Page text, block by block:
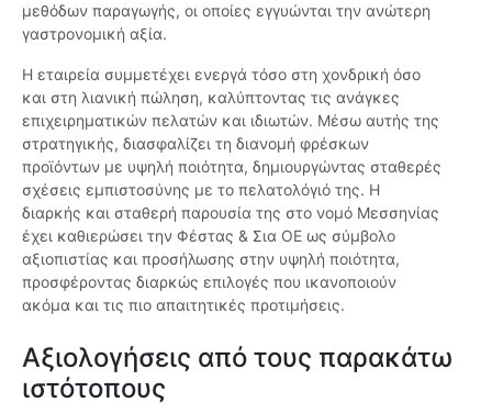
μεθόδων παραγωγής, οι οποίες εγγυώνται την ανώτερη
γαστρονομική αξία.
Η εταιρεία συμμετέχει ενεργά τόσο στη χονδρική όσο
και στη λιανική πώληση, καλύπτοντας τις ανάγκες
επιχειρηματικών πελατών και ιδιωτών. Μέσω αυτής της
στρατηγικής, διασφαλίζει τη διανομή φρέσκων
προϊόντων με υψηλή ποιότητα, δημιουργώντας σταθερές
σχέσεις εμπιστοσύνης με το πελατολόγιό της. Η
διαρκής και σταθερή παρουσία της στο νομό Μεσσηνίας
έχει καθιερώσει την Φέστας & Σια ΟΕ ως σύμβολο
αξιοπιστίας και προσήλωσης στην υψηλή ποιότητα,
προσφέροντας διαρκώς επιλογές που ικανοποιούν
ακόμα και τις πιο απαιτητικές προτιμήσεις.
Αξιολογήσεις από τους παρακάτω
ιστότοπους